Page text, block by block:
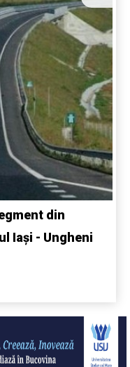
din
Iași - Ungheni